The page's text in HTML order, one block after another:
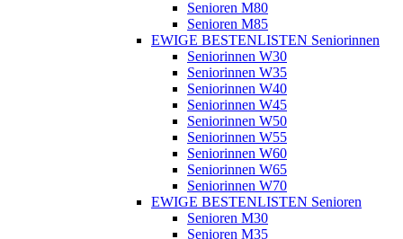
Senioren M80
Senioren M85
EWIGE BESTENLISTEN Seniorinnen
Seniorinnen W30
Seniorinnen W35
Seniorinnen W40
Seniorinnen W45
Seniorinnen W50
Seniorinnen W55
Seniorinnen W60
Seniorinnen W65
Seniorinnen W70
EWIGE BESTENLISTEN Senioren
Senioren M30
Senioren M35